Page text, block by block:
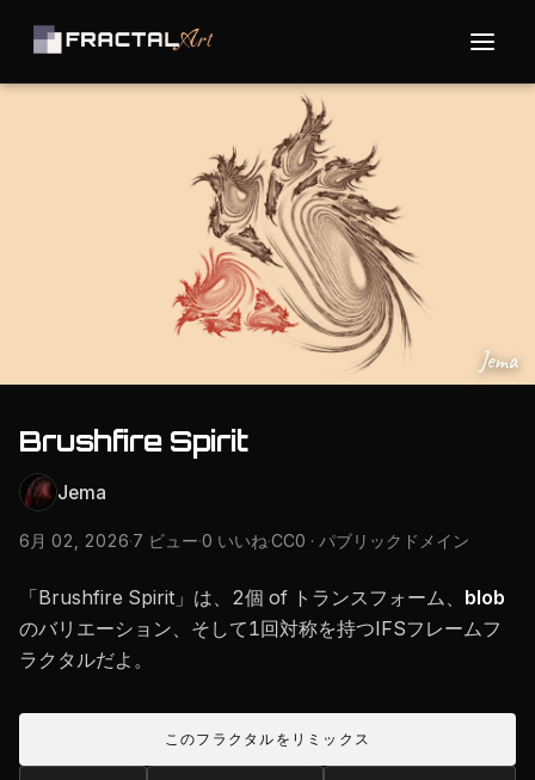
Jema
Brushfire Spirit
Jema
6月 02, 2026·7 ビュー·0 いいね·CC0 · パブリックドメイン
「Brushfire Spirit」は、2個 of トランスフォーム、 blob
のバリエーション、そして1回対称を持つIFSフレームフ
ラクタルだよ。
このフラクタルをリミックス